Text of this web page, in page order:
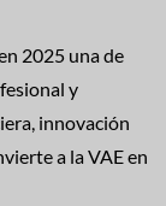
2025 una de
y
innovación
a la VAE en